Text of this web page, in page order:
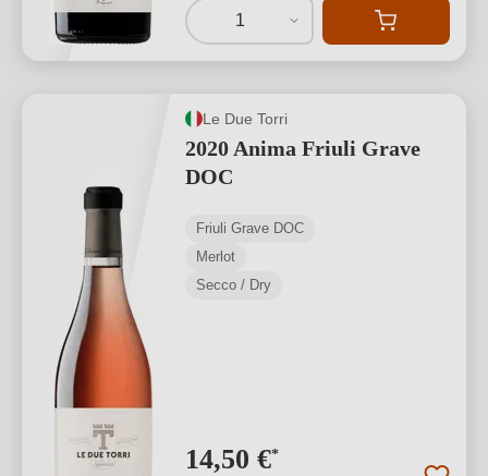
1
Le Due Torri
2020 Anima Friuli Grave
DOC
Friuli Grave DOC
Merlot
Secco / Dry
14,50 €*